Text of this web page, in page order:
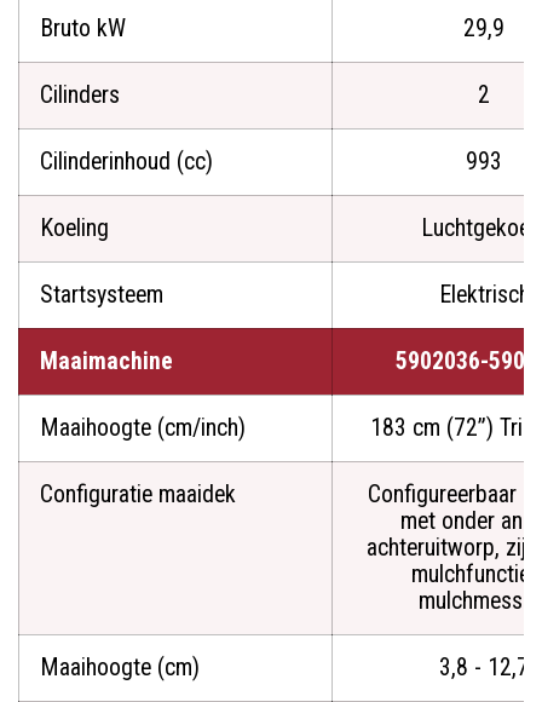
Bruto kW 29,9
Cilinders 2
Cilinderinhoud (cc) 993
Koeling
Startsysteem Elektrisch
Maaimachine 5902036-
Maaihoogte (cm/inch) 183 cm (72”)
Configuratie maaidek
Configureerbaar
met onder
achteruitworp,
mulchfunctie
Maaihoogte (cm) 3,8 - 12,7